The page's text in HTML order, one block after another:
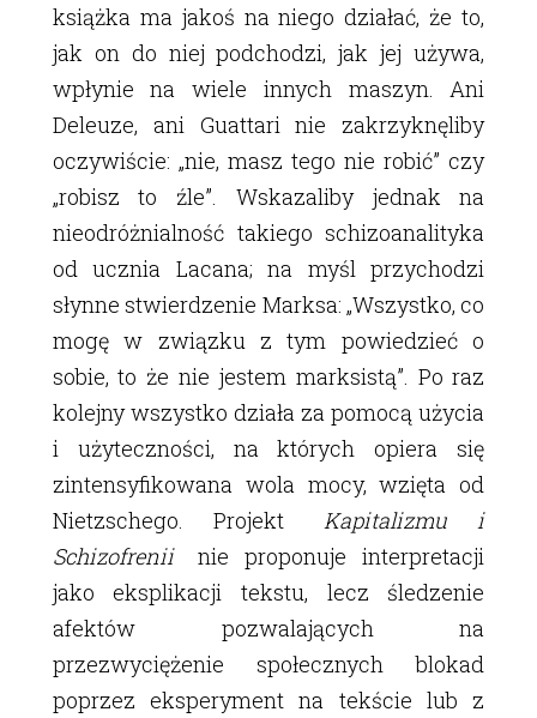
książka ma jakoś na niego działać, że to,
jak on do niej podchodzi, jak jej używa,
wpłynie na wiele innych maszyn. Ani
Deleuze, ani Guattari nie zakrzyknęliby
oczywiście: „nie, masz tego nie robić” czy
„robisz to źle”. Wskazaliby jednak na
nieodróżnialność takiego schizoanalityka
od ucznia Lacana; na myśl przychodzi
słynne stwierdzenie Marksa: „Wszystko, co
mogę w związku z tym powiedzieć o
sobie, to że nie jestem marksistą”. Po raz
kolejny wszystko działa za pomocą użycia
i użyteczności, na których opiera się
zintensyfikowana wola mocy, wzięta od
Nietzschego. Projekt
Kapitalizmu i
Schizofrenii
nie proponuje interpretacji
jako eksplikacji tekstu, lecz śledzenie
afektów pozwalających na
przezwyciężenie społecznych blokad
poprzez eksperyment na tekście lub z